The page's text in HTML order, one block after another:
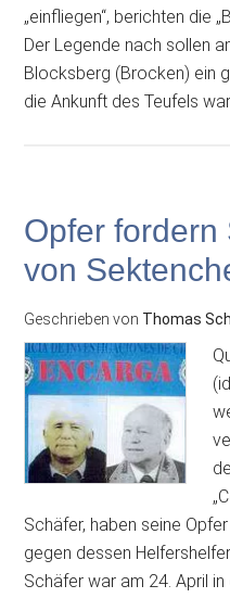
„einfliegen“, berichten die
Der Legende nach sollen
Blocksberg (Brocken) ein
die Ankunft des Teufels
Opfer fordern
von
Geschrieben von Thomas
Schäfer, haben seine
gegen dessen
Schäfer war am 24. April